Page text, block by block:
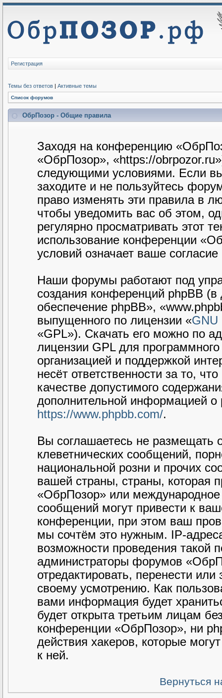
Регистрация
Темы без ответов | Активные темы
Список форумов
ОбрПозор - Общие правила
Заходя на конференцию
«ОбрПозор», «https://
следующими условиями. Если
заходите и не пользуйтесь
право изменять эти правила в
чтобы уведомить вас об этом,
регулярно просматривать этот
использование конференции
условий означает ваше
Наши форумы работают под
создания конференций phpBB
обеспечение phpBB»,
выпущенного по лицензии «GNU
«GPL»). Скачать его можно по
лицензии GPL для
организацией и поддержкой
несёт ответственности за то,
качестве допустимого
дополнительной информацией
https://www.phpbb.com/.
Вы соглашаетесь не размещать
клеветнических сообщений,
национальной розни и прочих
вашей страны, страны, которая
«ОбрПозор» или
сообщений могут привести к
конференции, при этом ваш
мы сочтём это нужным. IP-
возможности проведения такой
администраторы форумов
отредактировать, перенести
своему усмотрению. Как
вами информация будет
будет открыта третьим лицам
конференции «ОбрПозор», ни
действия хакеров, которые
к ней.
Вернуться